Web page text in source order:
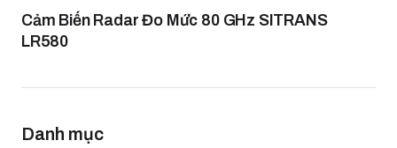
Cảm Biến Radar Đo Mức 80 GHz SITRANS
LR580
Danh mục